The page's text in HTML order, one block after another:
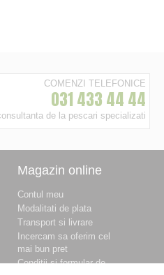
COMENZI TELEFONICE
031 433 44 44
de la pescari specializati
Magazin online
Contul meu
Modalitati de plata
Transport si livrare
Incercam sa oferim cel
mai bun pret
Conditii si formular de